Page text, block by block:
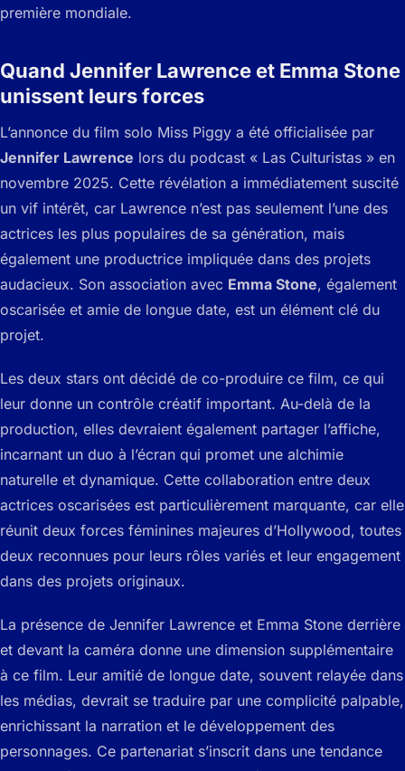
première mondiale.
Quand Jennifer Lawrence et Emma Stone
unissent leurs forces
L’annonce du film solo Miss Piggy a été officialisée par
Jennifer Lawrence lors du podcast « Las Culturistas » en
novembre 2025. Cette révélation a immédiatement suscité
un vif intérêt, car Lawrence n’est pas seulement l’une des
actrices les plus populaires de sa génération, mais
également une productrice impliquée dans des projets
audacieux. Son association avec Emma Stone, également
oscarisée et amie de longue date, est un élément clé du
projet.
Les deux stars ont décidé de co-produire ce film, ce qui
leur donne un contrôle créatif important. Au-delà de la
production, elles devraient également partager l’affiche,
incarnant un duo à l’écran qui promet une alchimie
naturelle et dynamique. Cette collaboration entre deux
actrices oscarisées est particulièrement marquante, car elle
réunit deux forces féminines majeures d’Hollywood, toutes
deux reconnues pour leurs rôles variés et leur engagement
dans des projets originaux.
La présence de Jennifer Lawrence et Emma Stone derrière
et devant la caméra donne une dimension supplémentaire
à ce film. Leur amitié de longue date, souvent relayée dans
les médias, devrait se traduire par une complicité palpable,
enrichissant la narration et le développement des
personnages. Ce partenariat s’inscrit dans une tendance